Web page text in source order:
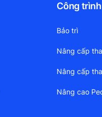
Công
Bảo trì
Nâng cấp
Nâng cấp
Nâng cao